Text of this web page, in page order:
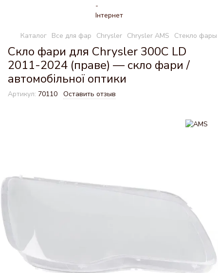
Каталог Все для фар Chrysler Chrysler AMS Стекло фары
Скло фари для Chrysler 300C LD
2011-2024 (праве) — скло фари /
автомобільної оптики
Артикул: 70110 Оставить отзыв